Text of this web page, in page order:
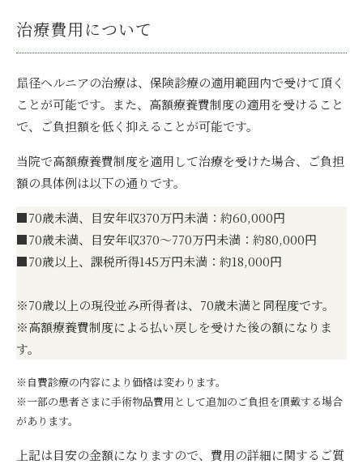
治療費用について
鼠径ヘルニアの治療は、保険診療の適用範囲内で受けて頂く
ことが可能です。また、高額療養費制度の適用を受けること
で、ご負担額を低く抑えることが可能です。
当院で高額療養費制度を適用して治療を受けた場合、ご負担
額の具体例は以下の通りです。
■70歳未満、目安年収370万円未満：約60,000円
■70歳未満、目安年収370～770万円未満：約80,000円
■70歳以上、課税所得145万円未満：約18,000円
※70歳以上の現役並み所得者は、70歳未満と同程度です。
※高額療養費制度による払い戻しを受けた後の額になりま
す。
※自費診療の内容により価格は変わります。
※一部の患者さまに手術物品費用として追加のご負担を頂戴する場合
があります。
上記は目安の金額になりますので、費用の詳細に関するご質